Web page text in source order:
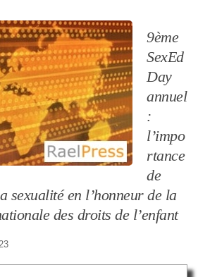
9ème
SexEd
Day
annuel
:
l’impo
rtance
de
sexualité en l’honneur de la
des droits de l’enfant